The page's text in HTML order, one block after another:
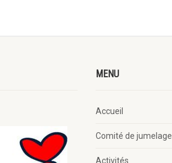
MENU
Accueil
Comité de jumelage
Activités